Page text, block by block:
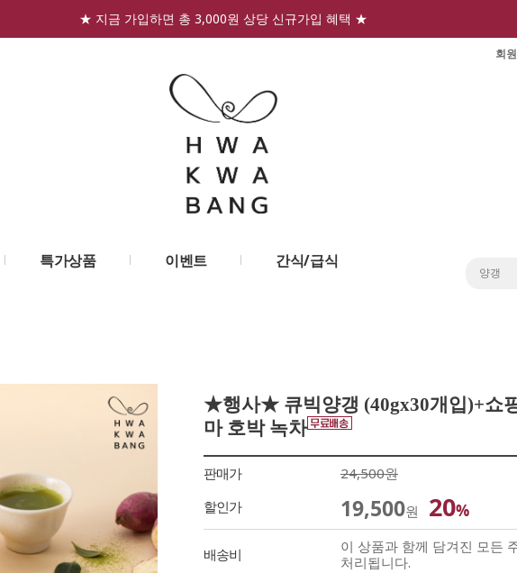
★ 지금 가입하면 총 3,000원 상당 신규가입 혜택 ★
회
특가상품 이벤트
간식/급식
★행사★ 큐빅양갱 (40gx30개입)+쇼
마 호박 녹차
판매가
24,500원
할인가
19,500원 20%
배송비
이 상품과 함께 담겨진 모든
처리됩니다.